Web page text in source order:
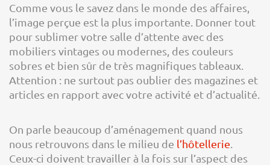
Comme vous le savez dans le monde des affaires,
l’image perçue est la plus importante. Donner tout
pour sublimer votre salle d’attente avec des
mobiliers vintages ou modernes, des couleurs
sobres et bien sûr de très magnifiques tableaux.
Attention : ne surtout pas oublier des magazines et
articles en rapport avec votre activité et d’actualité.
On parle beaucoup d’aménagement quand nous
nous retrouvons dans le milieu de l’hôtellerie
Ceux-ci doivent travailler à la fois sur l’aspect des